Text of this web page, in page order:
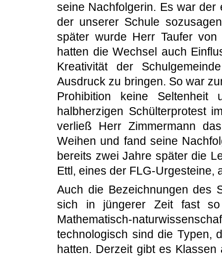
seine Nachfolgerin. Es war
der unserer Schule
später wurde Herr Taufer von
hatten die Wechsel auch
Kreativität der
Ausdruck zu bringen. So war
Prohibition keine
halbherzigen Schülterprotest
verließ Herr Zimmermann
Weihen und fand seine
bereits zwei Jahre später die
Ettl, eines der FLG-Urgesteine,
Auch die Bezeichnungen des
sich in jüngerer Zeit fast
Mathematisch-
technologisch sind die Typen,
hatten. Derzeit gibt es